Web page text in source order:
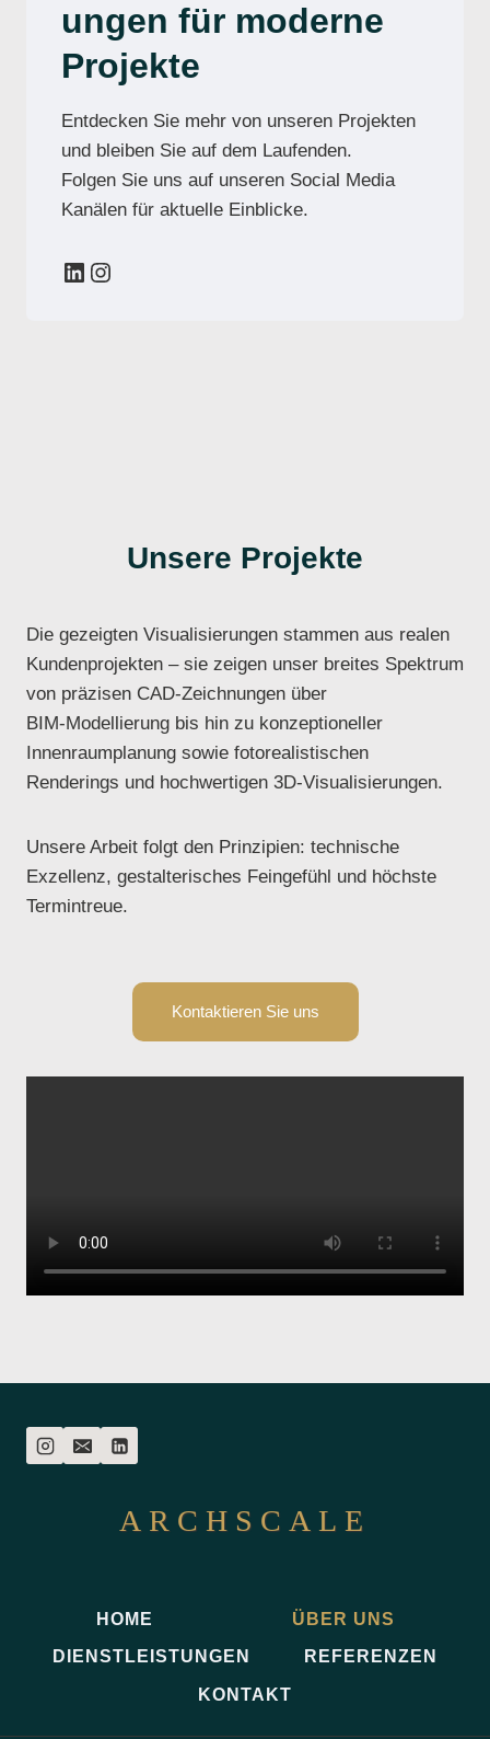
ungen für moderne
Projekte
Entdecken Sie mehr von unseren Projekten
und bleiben Sie auf dem Laufenden.
Folgen Sie uns auf unseren Social Media
Kanälen für aktuelle Einblicke.
LinkedIn Instagram
Unsere Projekte
Die gezeigten Visualisierungen stammen aus realen
Kundenprojekten – sie zeigen unser breites Spektrum
von präzisen CAD‑Zeichnungen über
BIM‑Modellierung bis hin zu konzeptioneller
Innenraumplanung sowie fotorealistischen
Renderings und hochwertigen 3D‑Visualisierungen.
Unsere Arbeit folgt den Prinzipien: technische
Exzellenz, gestalterisches Feingefühl und höchste
Termintreue.
Kontaktieren Sie uns
ARCHSCALE
HOME ÜBER UNS
DIENSTLEISTUNGEN REFERENZEN
KONTAKT